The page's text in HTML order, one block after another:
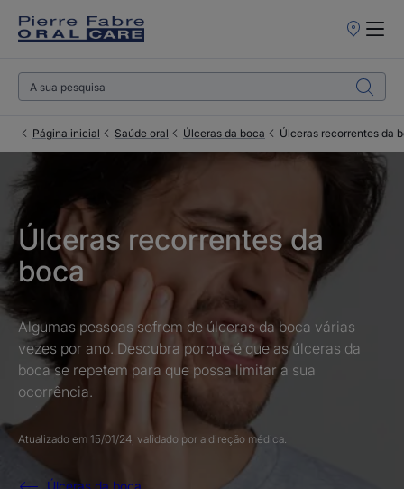
Pontos
Página inicial Saúde oral Úlceras da boca Úlceras recorrentes da
Úlceras recorrentes da
boca
Algumas pessoas sofrem de úlceras da boca várias
vezes por ano. Descubra porque é que as úlceras da
boca se repetem para que possa limitar a sua
ocorrência.
Atualizado em 15/01/24, validado por a direção médica.
Úlceras da boca